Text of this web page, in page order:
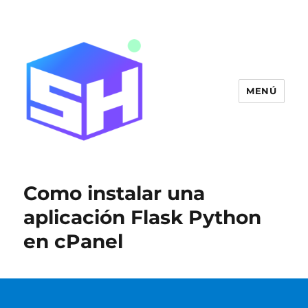
MENÚ
Como instalar una
aplicación Flask Python
en cPanel